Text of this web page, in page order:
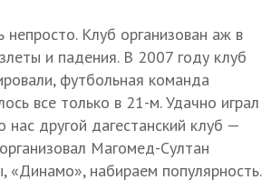
Клуб организован аж в
и падения. В 2007 году клуб
футбольная команда
все только в 21-м. Удачно играл
нас другой дагестанский клуб —
Магомед-Султан
«Динамо», набираем популярность.